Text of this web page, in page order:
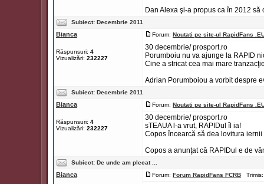
Dan Alexa şi-a propus ca în 2012 să
Subiect: Decembrie 2011
Bianca
Răspunsuri: 4
Vizualizări: 232227
Forum: Noutati pe site-ul RapidFans
30 decembrie/ prosport.ro
Porumboiu nu va ajunge la RAPID
Cine a stricat cea mai mare
Adrian Porumboiou a vorbit despre
Subiect: Decembrie 2011
Bianca
Răspunsuri: 4
Vizualizări: 232227
Forum: Noutati pe site-ul RapidFans
30 decembrie/ prosport.ro
sTEAUA l-a vrut, RAPIDul îl ia!
Copos încearcă să dea lovitura
Copos a anunţat că RAPIDul e de
Subiect: De unde am plecat ...
Bianca Forum: Forum RapidFans FCRB